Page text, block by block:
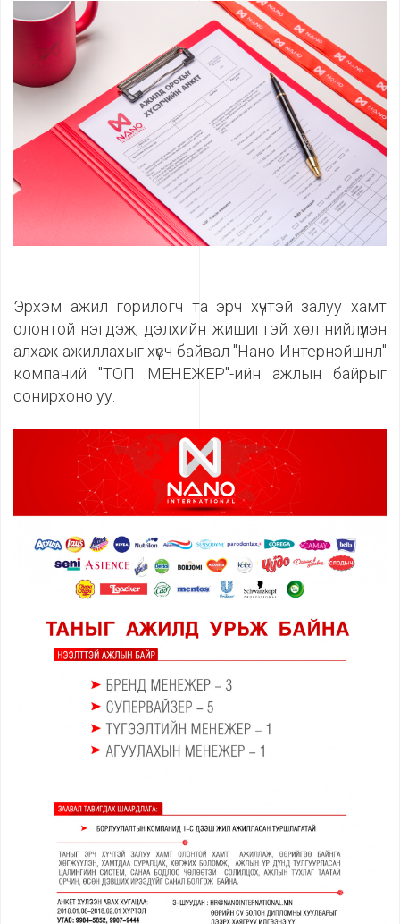
Эрхэм ажил горилогч та эрч хүчтэй залуу хамт
олонтой нэгдэж, дэлхийн жишигтэй хөл нийлүүлэн
алхаж ажиллахыг хүсч байвал "Нано Интернэйшнл"
компаний "ТОП МЕНЕЖЕР"-ийн ажлын байрыг
сонирхоно уу.